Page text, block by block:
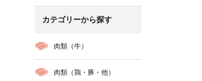
カテゴリーから探す
肉類（牛）
肉類（鶏・豚・他）